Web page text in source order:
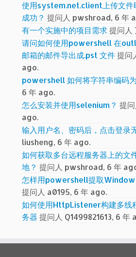
使用system.net.client上传文件
成功？ 提问人 pwshroad, 6 年
有一个实施中的项目需求提问人
请问如何使用powershell 在
邮箱的邮件导出成.pst 文件提问
ago.
powershell 如何将字符串编码
6 年 ago.
怎么安装并使用selenium？ 提
ago.
输入用户名、密码后，点击登录
liusheng, 6 年 ago.
如何获取多台远程服务器上的文
地？ 提问人 pwshroad, 6 年
怎样用powershell提取
提问人 a0195, 6 年 ago.
如何使用HttpListener构建多线
务器 提问人 Q1499821613, 6 年